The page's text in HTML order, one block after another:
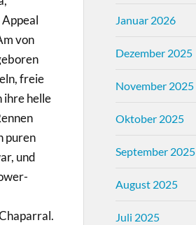
von
freie
ihre helle
puren
und
Januar 2026
Dezember 2025
November 2025
Oktober 2025
September 2025
August 2025
Juli 2025